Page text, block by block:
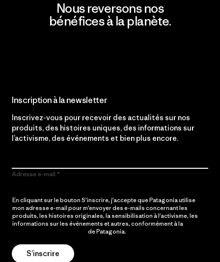
Nous reversons nos
bénéfices à la planète.
Inscription à la newsletter
Inscrivez-vous pour recevoir des actualités sur nos
produits, des histoires uniques, des informations sur
l’activisme, des événements et bien plus encore.
Adresse e-mail
En cliquant sur le bouton S’inscrire, j’accepte que Patagonia utilise
mon adresse e-mail pour m’envoyer des e-mails concernant les
produits, les histoires originales, la sensibilisation à l’activisme, les
informations sur les événements et autres, conformément à la
de Patagonia.
S’inscrire